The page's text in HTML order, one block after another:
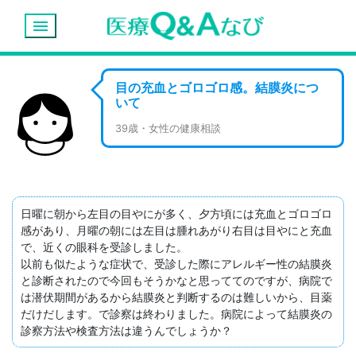
menu
目の充血とゴロゴロ感。結膜炎につ
いて
39歳・女性の健康相談
日曜に朝から左目の目やにが多く、夕方頃には充血とゴロゴロ
感があり、月曜の朝には左目は腫れあがり右目は目やにと充血
で、近くの眼科を受診しました。
以前も似たような症状で、受診した際にアレルギー性の結膜炎
と診断されたので今回もそうかなと思っててのですが、病院で
は潜伏期間があるから結膜炎と判断するのは難しいから、目薬
だけだします。で診察は終わりました。病院によって結膜炎の
診察方法や検査方法は違うんでしょうか？